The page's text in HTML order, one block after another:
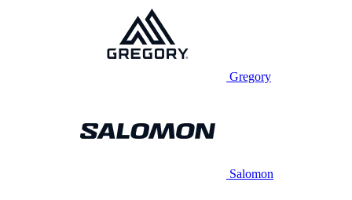
Gregory
Salomon